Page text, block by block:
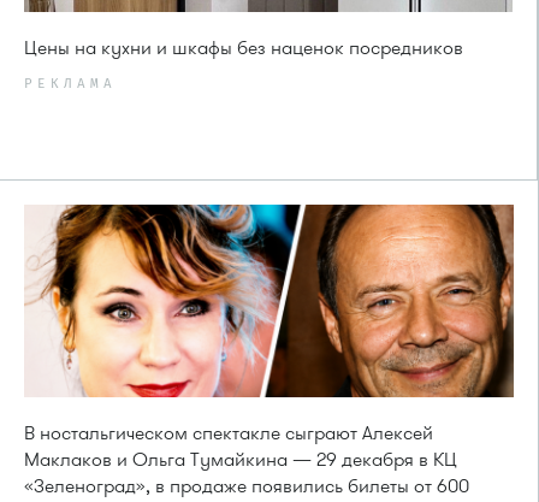
Цены на кухни и шкафы без наценок посредников
РЕКЛАМА
В ностальгическом спектакле сыграют Алексей
Маклаков и Ольга Тумайкина — 29 декабря в КЦ
«Зеленоград», в продаже появились билеты от 600